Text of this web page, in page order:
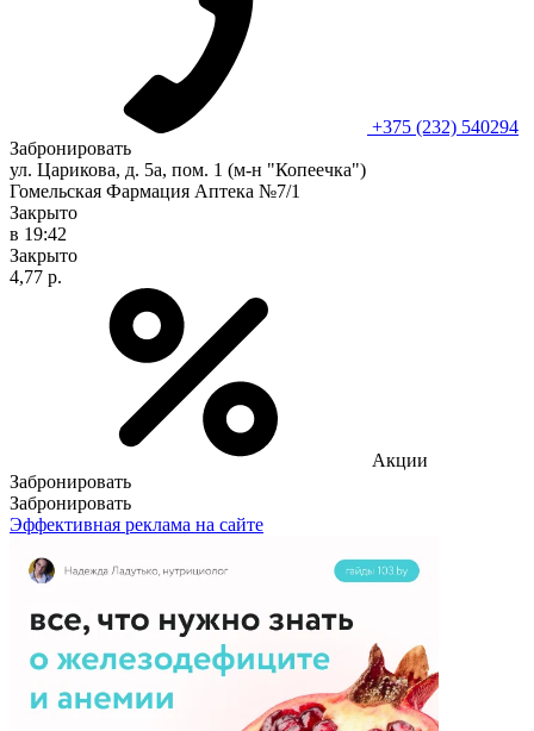
+375 (232) 540294
Забронировать
ул. Царикова, д. 5а, пом. 1 (м-н "Копеечка")
Гомельская Фармация Аптека №7/1
Закрыто
в 19:42
Закрыто
4,77 р.
Акции
Забронировать
Забронировать
Эффективная реклама на сайте